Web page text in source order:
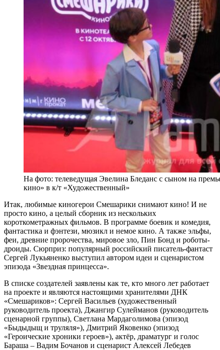
На фото: телеведущая Эвелина Бледанс с сыном на
кино» в к/т «Художественный»
Итак, любимые киногерои Смешарики снимают кино! И не
просто кино, а целый сборник из нескольких
короткометражных фильмов. В программе боевик и комедия,
фантастика и фэнтези, мюзикл и немое кино. А также эльфы,
феи, древние пророчества, мировое зло, Пин Бонд и роботы-
дроиды. Сюрприз: популярный российский писатель-фантаст
Сергей Лукьяненко выступил автором идеи и сценаристом
эпизода «Звездная принцесса».
В списке создателей заявлены как те, кто много лет работает
на проекте и являются настоящими хранителями ДНК
«Смешариков»: Сергей Васильев (художественный
руководитель проекта), Джангир Сулейманов (руководитель
сценарной группы), Светлана Мардаголимова (эпизод
«Быдыдыщ и труляля»), Дмитрий Яковенко (эпизод
«Героические хроники героев»), актёр, драматург и голос
Бараша – Вадим Бочанов и сценарист Алексей Лебедев